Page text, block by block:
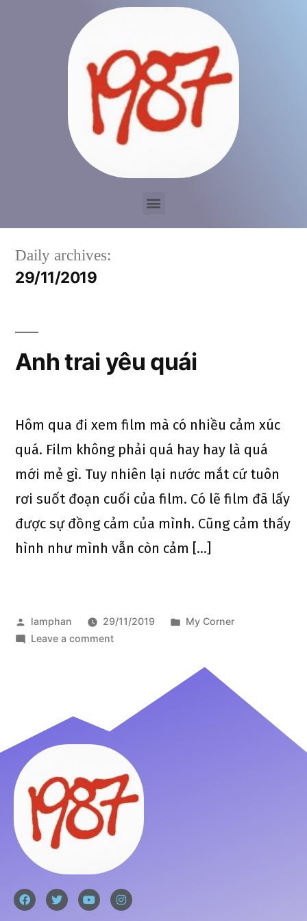
Daily archives:
29/11/2019
Anh trai yêu quái
Hôm qua đi xem film mà có nhiều cảm xúc
quá. Film không phải quá hay hay là quá
mới mẻ gì. Tuy nhiên lại nước mắt cứ tuôn
rơi suốt đoạn cuối của film. Có lẽ film đã lấy
được sự đồng cảm của mình. Cũng cảm thấy
hình như mình vẫn còn cảm […]
lamphan 29/11/2019
My Corner
Leave a comment